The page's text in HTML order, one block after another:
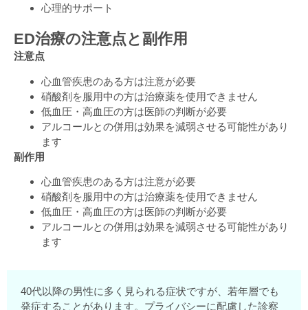
心理的サポート
ED治療の注意点と副作用
注意点
心血管疾患のある方は注意が必要
硝酸剤を服用中の方は治療薬を使用できません
低血圧・高血圧の方は医師の判断が必要
アルコールとの併用は効果を減弱させる可能性があり
ます
副作用
心血管疾患のある方は注意が必要
硝酸剤を服用中の方は治療薬を使用できません
低血圧・高血圧の方は医師の判断が必要
アルコールとの併用は効果を減弱させる可能性があり
ます
40代以降の男性に多く見られる症状ですが、若年層でも
発症することがあります。プライバシーに配慮した診察